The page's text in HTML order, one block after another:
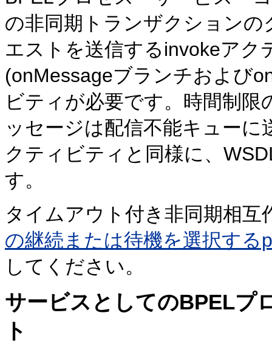
の非同期トランザクション
エストを送信するinvokeア
(onMessageブランチおよび
ビティが必要です。時間制
ッセージは配信不能キュー
クティビティと同様に、
す。
タイムアウト付き非同期相互
の継続または待機を選択す
してください。
サービスとしてのBPELプ
ト